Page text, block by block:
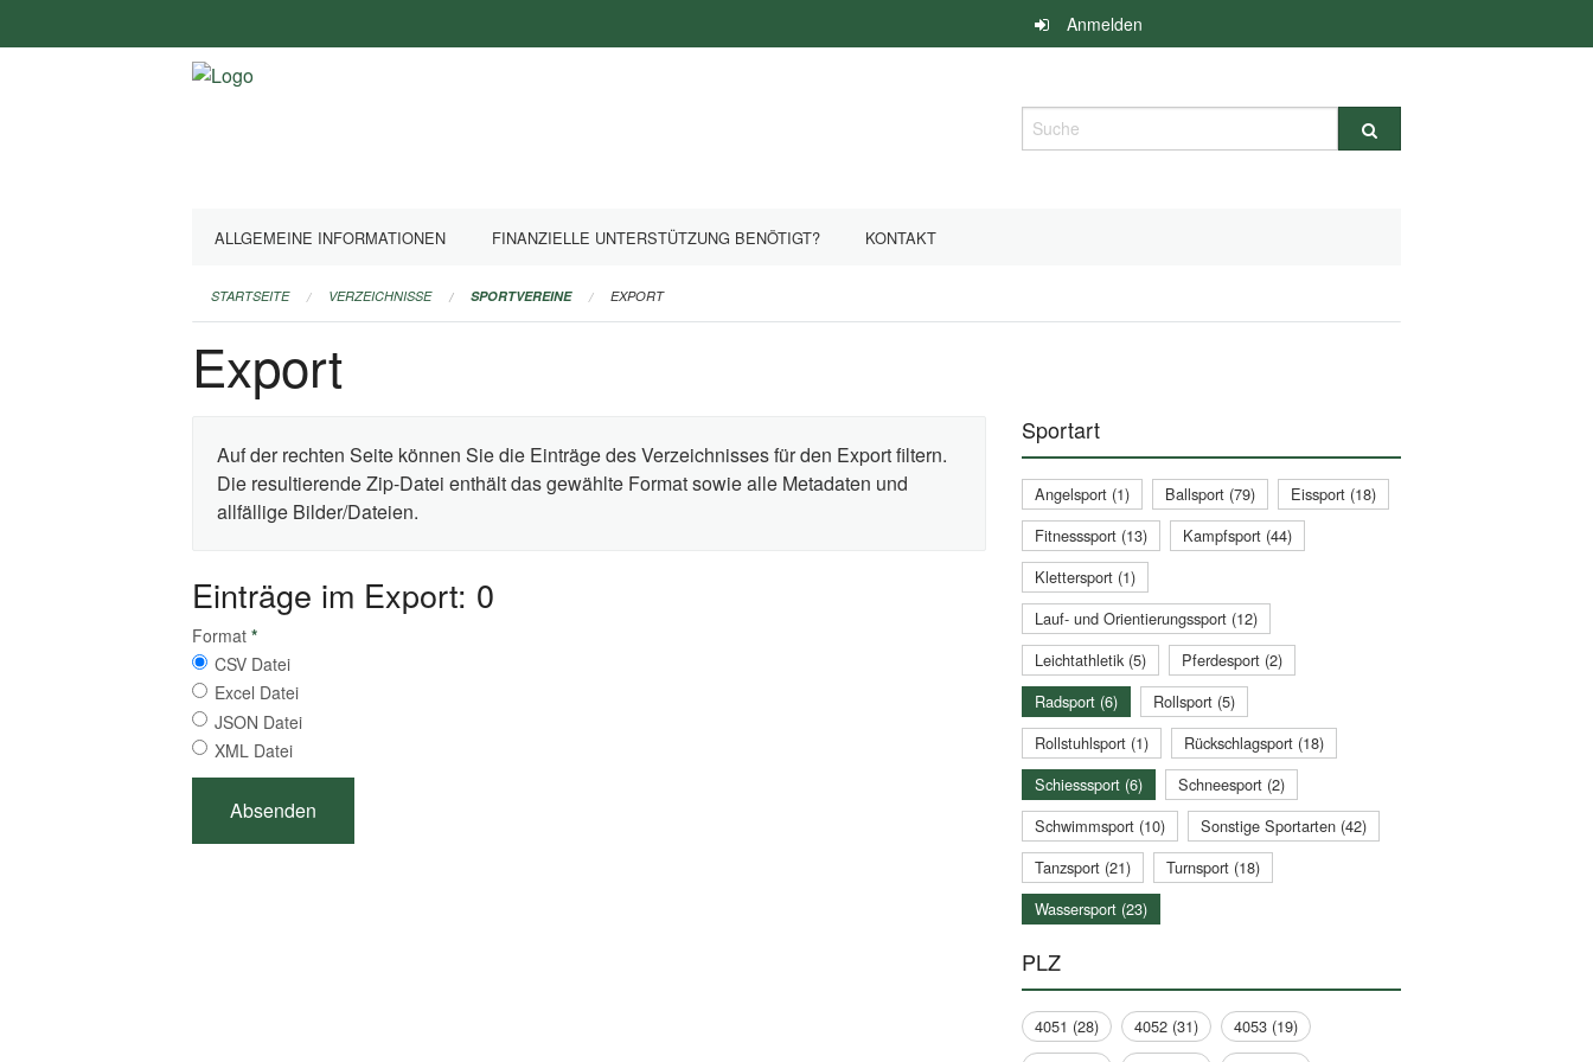
überspringen
Anmelden
Suche
ALLGEMEINE INFORMATIONEN FINANZIELLE UNTERSTÜTZUNG BENÖTIGT? KONTAKT
STARTSEITE VERZEICHNISSE SPORTVEREINE EXPORT
Export
Auf der rechten Seite können Sie die Einträge des Verzeichnisses für den Export filtern.
Die resultierende Zip-Datei enthält das gewählte Format sowie alle Metadaten und
allfällige Bilder/Dateien.
Einträge im Export: 0
Format *
CSV Datei
Excel Datei
JSON Datei
XML Datei
Sportart
Angelsport (1) Ballsport (79)
Eissport (18)
Fitnesssport (13)
Kampfsport (44)
Klettersport (1)
Lauf- und Orientierungssport (12)
Leichtathletik (5)
Pferdesport (2)
Radsport (6)
Rollsport (5)
Rollstuhlsport (1)
Rückschlagsport (18)
Schiesssport (6)
Schneesport (2)
Schwimmsport (10)
Sonstige Sportarten (42)
Tanzsport (21)
Turnsport (18)
Wassersport (23)
PLZ
4051 (28) 4052 (31)
4053 (19)